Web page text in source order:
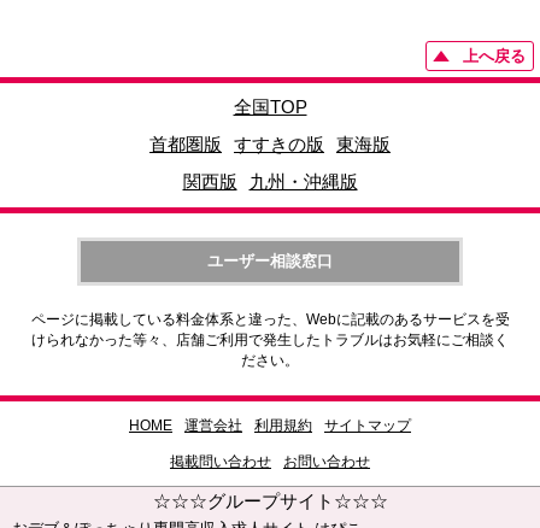
上へ戻る
全国TOP
首都圏版
すすきの版
東海版
関西版
九州・沖縄版
ユーザー相談窓口
ページに掲載している料金体系と違った、Webに記載のあるサービスを受
けられなかった等々、店舗ご利用で発生したトラブルはお気軽にご相談く
ださい。
HOME 運営会社 利用規約 サイトマップ
掲載問い合わせ お問い合わせ
☆☆☆グループサイト☆☆☆